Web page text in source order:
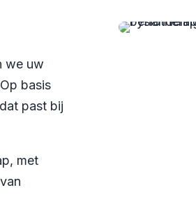
we uw
basis
past bij
met